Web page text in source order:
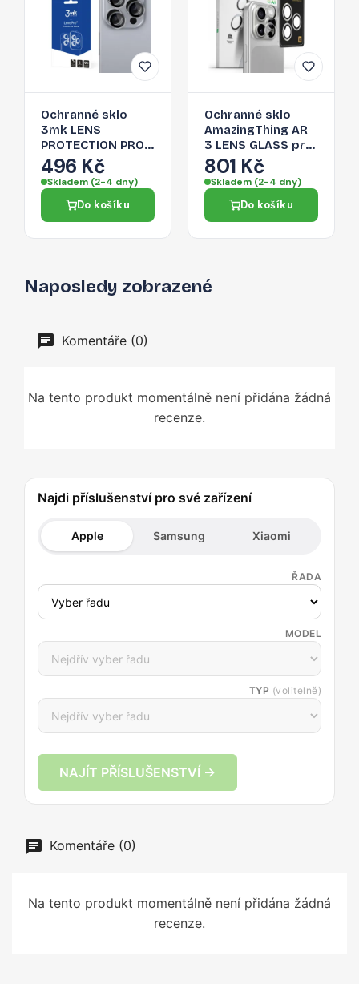
Ochranné sklo
3mk LENS
PROTECTION PRO
Camera Cover pro
iPhone 16 Pro Max
- čirá
496 Kč
Skladem (2-4 dny)
Do košíku
Ochranné sklo
AmazingThing AR
3 LENS GLASS pro
iPhone 16 Pro Max
- transparentní
801 Kč
Skladem (2-4 dny)
Do košíku
Naposledy zobrazené
Komentáře (0)
Na tento produkt momentálně není přidána žádná
recenze.
Najdi příslušenství pro své zařízení
Apple Samsung Xiaomi
ŘADA
MODEL
TYP (volitelně)
NAJÍT PŘÍSLUŠENSTVÍ →
Komentáře (0)
Na tento produkt momentálně není přidána žádná
recenze.